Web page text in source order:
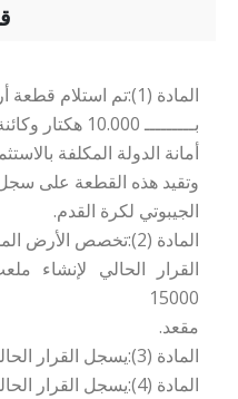
المادة (1):تم استلام قطعة أرض غير مطورة مساحتها تقدر
بـــــــــ 10.000 هكتار وكائنة في منطقة نجاد ومقيدة باسم
أمانة الدولة المكلفة
وتقيد هذه القطعة على
الجيبوتي لكرة القدم.
المادة (2):تخصص الأرض المذكورة في المادة (1) من
القرار الحالي لإنشاء
15000
مقعد.
المادة (3):يسجل القرار الحالي مجانا.
المادة (4):يسجل القرار الحالي ويعلن وينفذ حيثما تكون